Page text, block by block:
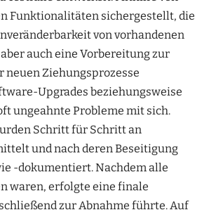
Funktionalitäten sichergestellt, die
von vorhandenen
auch eine Vorbereitung zur
neuen Ziehungsprozesse
Upgrades beziehungsweise
ungeahnte Probleme mit sich.
Schritt für Schritt an
und nach deren Beseitigung
-dokumentiert. Nachdem alle
waren, erfolgte eine finale
zur Abnahme führte. Auf